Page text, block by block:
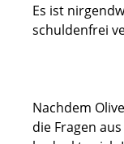
Es ist
schuldenfrei
Nachdem
die Fragen